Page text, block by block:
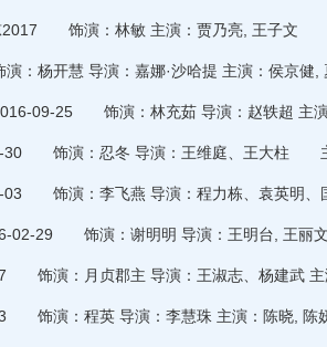
饰演：林敏 主演：贾乃亮, 王子文
开慧 导演：嘉娜·沙哈提 主演：侯京健,
09-25 饰演：林充茹 导演：赵轶超 主演
饰演：忍冬 导演：王维庭、王大柱 主
饰演：李飞燕 导演：程力栋、袁英明、
29 饰演：谢明明 导演：王明台, 王丽文
演：月贞郡主 导演：王淑志、杨建武 主
演：程英 导演：李慧珠 主演：陈晓, 陈